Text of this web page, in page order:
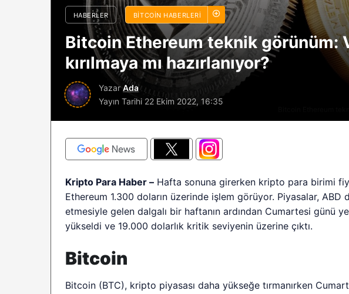
HABERLER BITCOIN HABERLERI
Bitcoin Ethereum teknik görünüm:
kırılmaya mı hazırlanıyor?
Yazar Ada
Yayın Tarihi 22 Ekim 2022, 16:35
Kripto Para Haber – Hafta sonuna girerken kripto para birimi
Ethereum 1.300 doların üzerinde işlem görüyor. Piyasalar, ABD
etmesiyle gelen dalgalı bir haftanın ardından Cumartesi günü
yükseldi ve 19.000 dolarlık kritik seviyenin üzerine çıktı.
Bitcoin
Bitcoin (BTC), kripto piyasası daha yükseğe tırmanırken
sürüyor: Analistlere göre
2026 BTC çöküşü neden
sınırlı kalabilir?